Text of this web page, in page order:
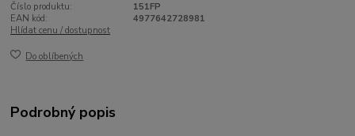
Číslo produktu:
151FP
EAN kód:
4977642728981
Hlídat cenu / dostupnost
Do oblíbených
Podrobný popis